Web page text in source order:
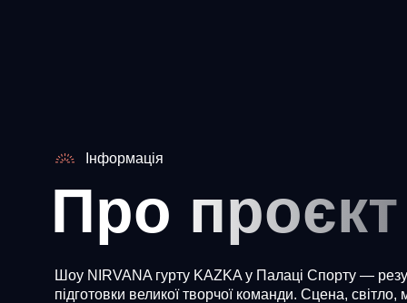
Інформація
Про проєкт
Шоу NIRVANA гурту KAZKA у Палаці Спорту —
підготовки великої творчої команди. Сцена, світло,